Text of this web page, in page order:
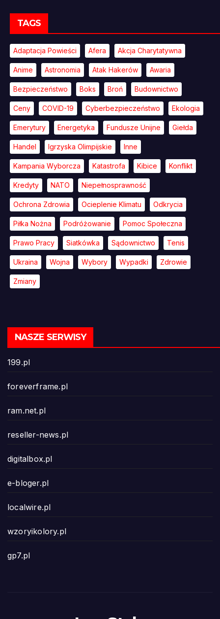
TAGS
Adaptacja Powieści Afera Akcja Charytatywna
Anime Astronomia Atak Hakerów Awaria
Bezpieczeństwo Boks Broń Budownictwo
Ceny COVID-19 Cyberbezpieczeństwo Ekologia
Emerytury Energetyka Fundusze Unijne Giełda
Handel Igrzyska Olimpijskie Inne
Kampania Wyborcza Katastrofa Kibice Konflikt
Kredyty NATO Niepełnosprawność
Ochrona Zdrowia Ocieplenie Klimatu Odkrycia
Piłka Nożna Podróżowanie Pomoc Społeczna
Prawo Pracy Siatkówka Sądownictwo Tenis
Ukraina Wojna Wybory Wypadki Zdrowie
Zmiany
NASZE SERWISY
199.pl
foreverframe.pl
ram.net.pl
reseller-news.pl
digitalbox.pl
e-bloger.pl
localwire.pl
wzoryikolory.pl
gp7.pl